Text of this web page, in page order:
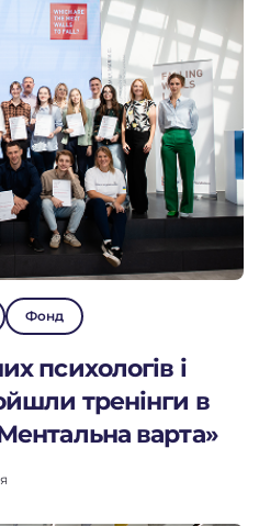
Фонд
психологів і
тренінги в
варта»